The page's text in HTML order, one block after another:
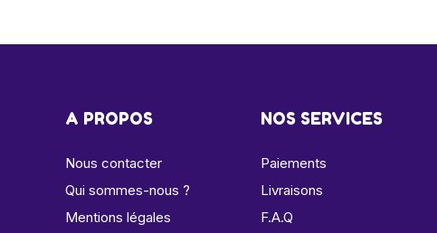
A PROPOS
Nous contacter
Qui sommes-nous ?
Mentions légales
NOS SERVICES
Paiements
Livraisons
F.A.Q